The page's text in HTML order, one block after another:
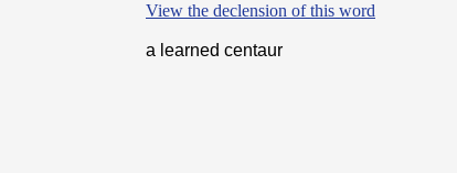
View the declension of this word
a learned centaur